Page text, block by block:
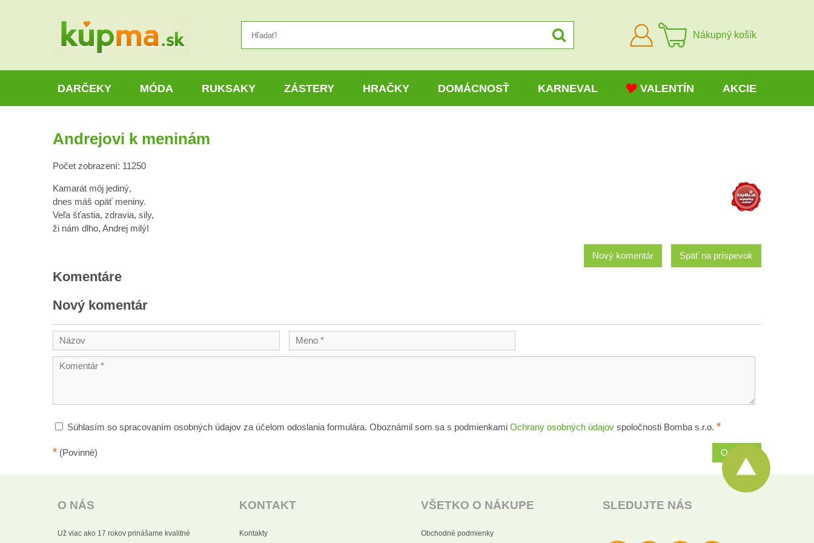
Prihlásiť
sa
Nákupný košík
DARČEKY MÓDA RUKSAKY ZÁSTERY HRAČKY DOMÁCNOSŤ KARNEVAL VALENTÍN AKCIE
Andrejovi k meninám
Počet zobrazení: 11250
Kamarát môj jediný,
dnes máš opäť meniny.
Veľa šťastia, zdravia, sily,
ži nám dlho, Andrej milý!
Späť na príspevok
Nový komentár
Komentáre
Nový komentár
Súhlasím so spracovaním osobných údajov za účelom odoslania formulára. Oboznámil som sa s podmienkami Ochrany osobných údajov spoločnosti Bomba s.r.o. *
* (Povinné) Odoslať
O NÁS
Už viac ako 17 rokov prinášame kvalitné
KONTAKT
Kontakty
VŠETKO O NÁKUPE
Obchodné podmienky
SLEDUJTE NÁS